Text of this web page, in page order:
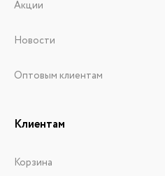
Акции
Новости
Оптовым клиентам
Клиентам
Корзина